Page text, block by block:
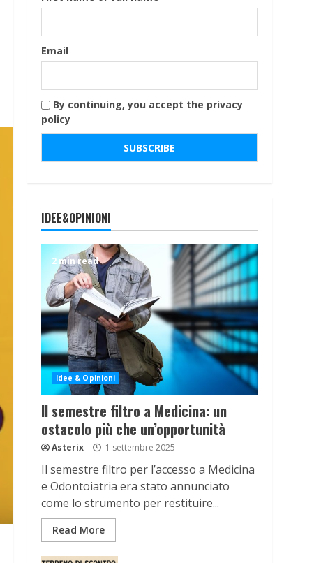
Email
By continuing, you accept the privacy
policy
IDEE&OPINIONI
2 min read
Idee & Opinioni
Il semestre filtro a Medicina: un
ostacolo più che un’opportunità
Asterix 1 settembre 2025
Il semestre filtro per l’accesso a Medicina
e Odontoiatria era stato annunciato
come lo strumento per restituire...
Read More